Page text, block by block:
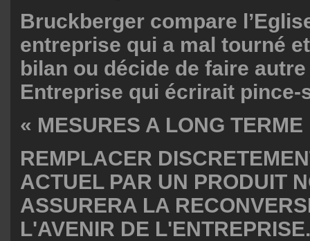
Bruckberger compare
entreprise qui a mal tourné
bilan ou décide de faire
Entreprise qui écrirait pince-
« MESURES A LONG TERME
REMPLACER
ACTUEL PAR UN PRODUIT
ASSURERA LA
L'AVENIR DE